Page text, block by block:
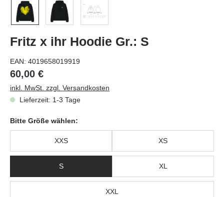
Fritz x ihr Hoodie Gr.: S
EAN: 4019658019919
60,00 €
inkl. MwSt. zzgl. Versandkosten
Lieferzeit: 1-3 Tage
Bitte Größe wählen:
XXS XS
S XL
XXL